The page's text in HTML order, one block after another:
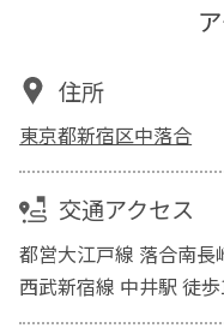
住所
東京都新宿区中落合
交通アクセス
都営大江戸線 落合南長
西武新宿線 中井駅 徒